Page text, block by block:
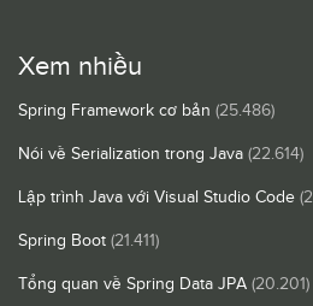
Xem nhiều
Spring Framework cơ bản (25.486)
Nói về Serialization trong Java (22.614)
Lập trình Java với Visual Studio Code
Spring Boot (21.411)
Tổng quan về Spring Data JPA (20.201)